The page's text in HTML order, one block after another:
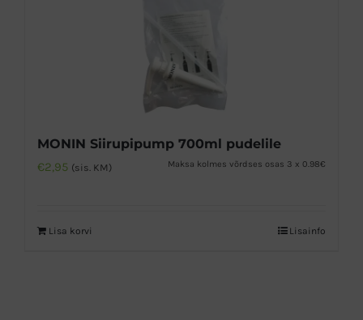
MONIN Siirupipump 700ml pudelile
€2,95 (sis. KM) Maksa kolmes võrdses osas 3 x 0.98€
Lisa korvi Lisainfo